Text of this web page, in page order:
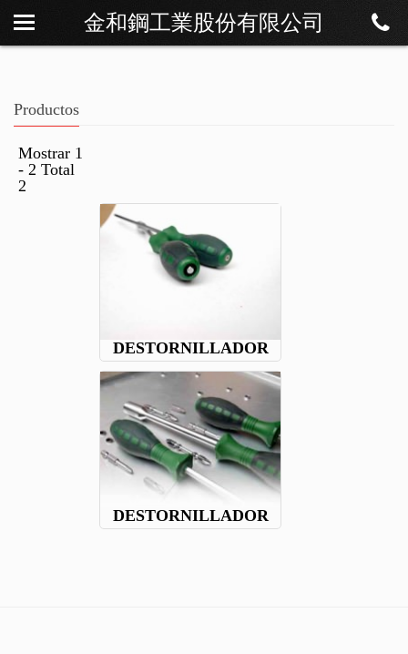
金和鋼工業股份有限公司
Sobre Os
Contáctenos
Productos
Mostrar 1
- 2 Total
2
DESTORNILLADOR
DESTORNILLADOR